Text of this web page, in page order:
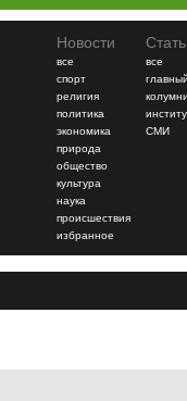
Новости
все
спорт
религия
политика
экономика
природа
общество
культура
наука
происшествия
избранное
все
СМИ